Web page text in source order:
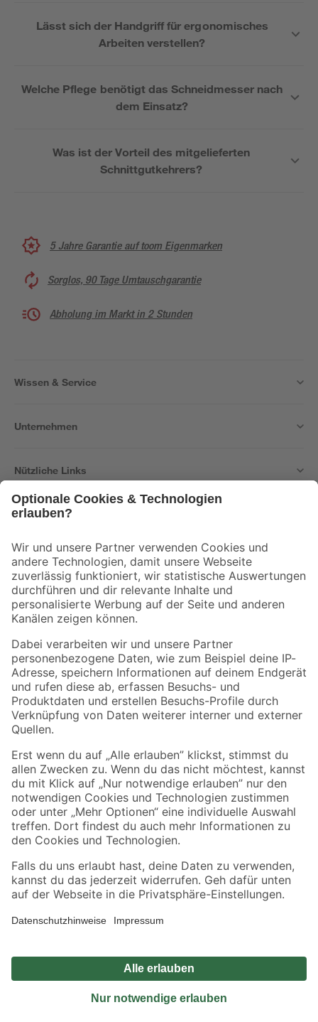
Lässt sich der Handgriff für ergonomisches
Arbeiten verstellen?
Welche Pflege benötigt das Schneidmesser nach
dem Einsatz?
Was ist der Vorteil des mitgelieferten
Schnittgutkehrers?
5 Jahre Garantie auf toom Eigenmarken
Sorglos, 90 Tage Umtauschgarantie
Abholung im Markt in 2 Stunden
Wissen & Service
Unternehmen
Nützliche Links
Der toom Newsletter: Keine Angebote und Aktionen mehr verpassen!
Zur Newsletter Anmeldung
Folge uns
Zahlungsarten Versandarten
Sicher einkaufen
Jetzt die toom-App herunterladen
Alle Preisangaben in EUR inkl. gesetzl. MwSt.. Die dargestellten Angebote sind unter
Umständen nicht in allen Märkten verfügbar. Die angegebenen Verfügbarkeiten beziehen
Produkte nur solange der Vorrat reicht.
*Paketversand ab 59 € versandkostenfrei, gilt nicht für Artikel mit Speditionsversand, hier
Privatsphäre Impressum
Nutzungsbedingungen
Widerrufsrecht
Vertrag widerrufen